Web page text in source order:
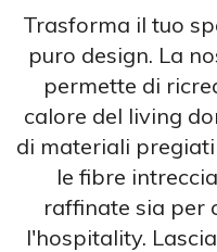
Trasforma il tuo
puro design. La
permette di
calore del living
di materiali
le fibre
raffinate sia per
l'hospitality.